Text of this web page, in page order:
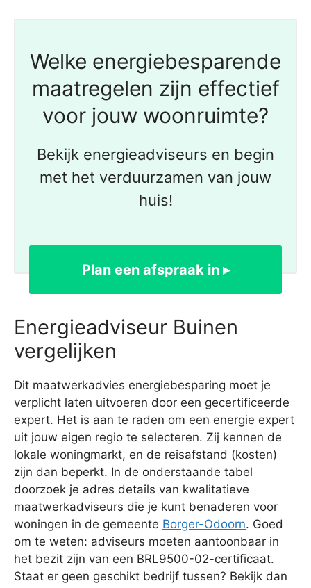
Welke energiebesparende
maatregelen zijn effectief
voor jouw woonruimte?
Bekijk energieadviseurs en begin
met het verduurzamen van jouw
huis!
Plan een afspraak in ▸
Energieadviseur Buinen
vergelijken
Dit maatwerkadvies energiebesparing moet je
verplicht laten uitvoeren door een gecertificeerde
expert. Het is aan te raden om een energie expert
uit jouw eigen regio te selecteren. Zij kennen de
lokale woningmarkt, en de reisafstand (kosten)
zijn dan beperkt. In de onderstaande tabel
doorzoek je adres details van kwalitatieve
maatwerkadviseurs die je kunt benaderen voor
woningen in de gemeente Borger-Odoorn. Goed
om te weten: adviseurs moeten aantoonbaar in
het bezit zijn van een BRL9500-02-certificaat.
Staat er geen geschikt bedrijf tussen? Bekijk dan